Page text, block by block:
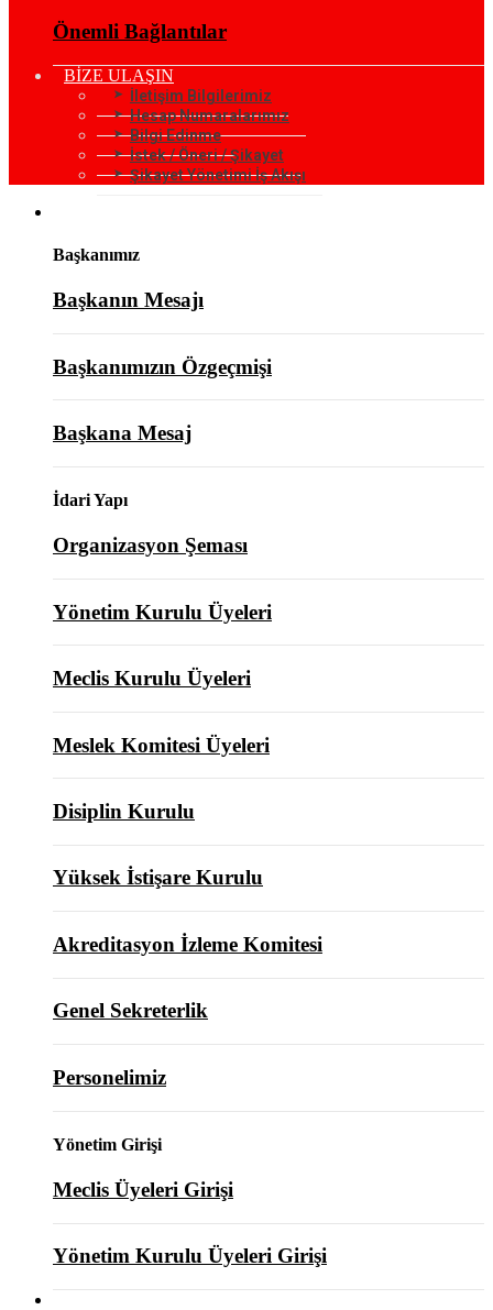
Önemli Bağlantılar
BİZE ULAŞIN
İletişim Bilgilerimiz
Hesap Numaralarımız
Bilgi Edinme
İstek / Öneri / Şikayet
Şikayet Yönetimi İş Akışı
Başkanımız
Başkanın Mesajı
Başkanımızın Özgeçmişi
Başkana Mesaj
İdari Yapı
Organizasyon Şeması
Yönetim Kurulu Üyeleri
Meclis Kurulu Üyeleri
Meslek Komitesi Üyeleri
Disiplin Kurulu
Yüksek İstişare Kurulu
Akreditasyon İzleme Komitesi
Genel Sekreterlik
Personelimiz
Yönetim Girişi
Meclis Üyeleri Girişi
Yönetim Kurulu Üyeleri Girişi